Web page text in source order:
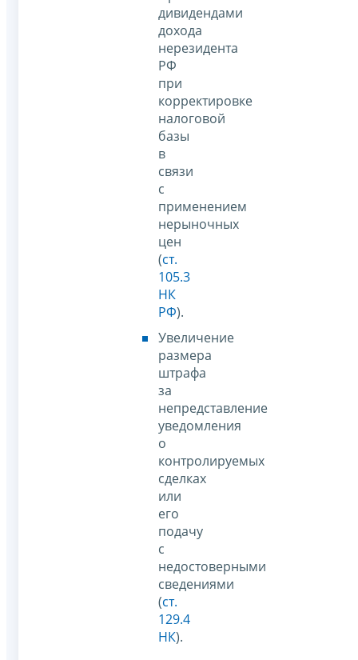
дивидендами
дохода
нерезидента
РФ
при
корректировке
налоговой
базы
в
связи
с
применением
нерыночных
цен
(ст.
105.3
НК
РФ).
Увеличение
размера
штрафа
за
непредставление
уведомления
о
контролируемых
сделках
или
его
подачу
с
недостоверными
сведениями
(ст.
129.4
НК).